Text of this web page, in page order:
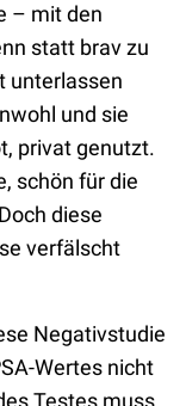
– mit den
statt brav zu
unterlassen
und sie
privat genutzt.
schön für die
diese
verfälscht
Negativstudie
Wertes nicht
Testes muss